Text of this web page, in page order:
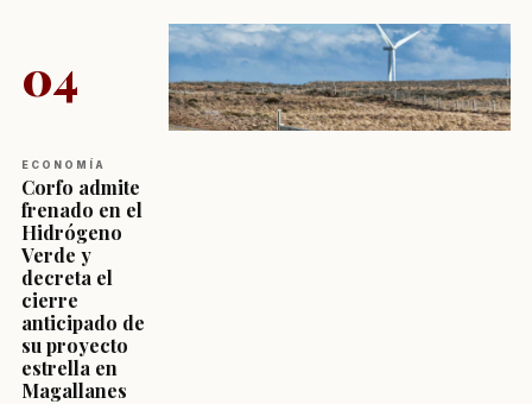
04
ECONOMÍA
Corfo admite
frenado en el
Hidrógeno
Verde y
decreta el
cierre
anticipado de
su proyecto
estrella en
Magallanes